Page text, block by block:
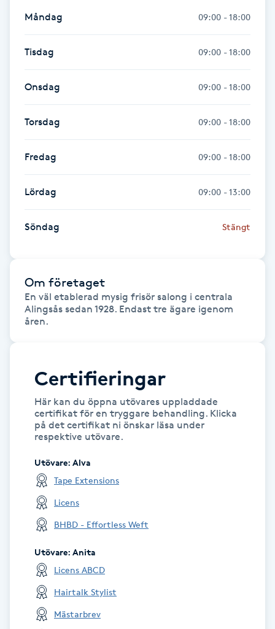
IPL hårborttagning
IR-massage
Japansk massage
Katun fransar
Kemisk peeling
Keratinbehandling
Kinesiologi
Kinesisk medicin
Klippning
Klippning & Slingor
Klippning ungdom
Koppningsmassage
Kosmetisk tatuering
Kostrådgivning
Måndag 09:00 - 18:00
Tisdag 09:00 - 18:00
Onsdag 09:00 - 18:00
Torsdag 09:00 - 18:00
Fredag 09:00 - 18:00
Lördag 09:00 - 13:00
Söndag Stängt
Om företaget
En väl etablerad mysig frisör salong i centrala
Alingsås sedan 1928. Endast tre ägare igenom
åren.
Certifieringar
Här kan du öppna utövares uppladdade
certifikat för en tryggare behandling. Klicka
på det certifikat ni önskar läsa under
respektive utövare.
Utövare: Alva
Tape Extensions
Licens
BHBD - Effortless Weft
Utövare: Anita
Licens ABCD
Hairtalk Stylist
Mästarbrev